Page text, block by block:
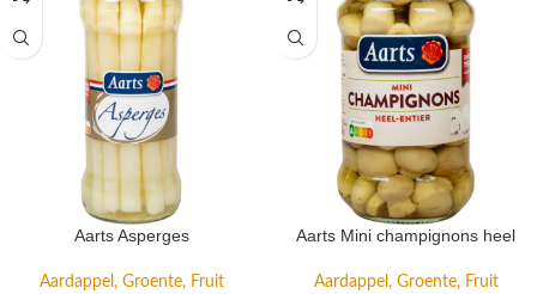
Aarts Asperges
Aardappel, Groente, Fruit
Aarts Mini champignons heel
Aardappel, Groente, Fruit